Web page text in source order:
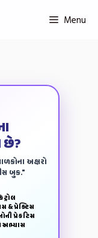
Menu
છે?
અક્ષરો
બુક."
& પ્રેક્ટિસ
પ્રેકટિસ
અભ્યાસ